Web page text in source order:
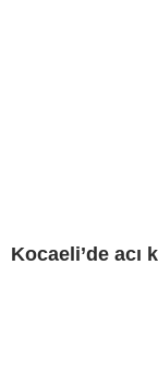
Kocaeli’de acı